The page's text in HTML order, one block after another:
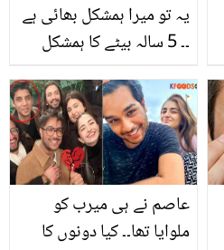
یہ تو میرا ہمشکل بھائی ہے
۔۔ 5 سالہ بیٹے کا ہمشکل
مناظر دیکھ کر سب دنگ رہ
گئے
عاصم نے ہی میرب کو
ملوایا تھا۔۔ کیا دونوں کا